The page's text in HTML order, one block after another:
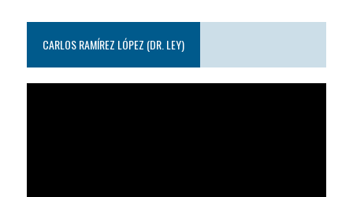
CARLOS RAMÍREZ LÓPEZ (DR. LEY)